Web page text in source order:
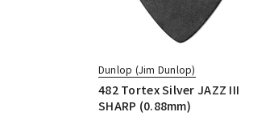
Dunlop (Jim Dunlop)
482 Tortex Silver JAZZ III
SHARP (0.88mm)